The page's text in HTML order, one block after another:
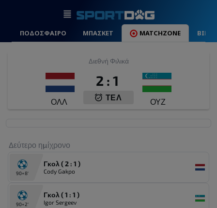
ΠΟΔΟΣΦΑΙΡΟ ΜΠΑΣΚΕΤ MATCHZONE
Διεθνή Φιλικά
ΟΛΛ
2 : 1
ΤΕΛ ΟΥΖ
Δεύτερο ημίχρονο
90+8'
Γκολ ( 2 : 1 )
Cody Gakpo
90+2'
Γκολ ( 1 : 1 )
Igor Sergeev